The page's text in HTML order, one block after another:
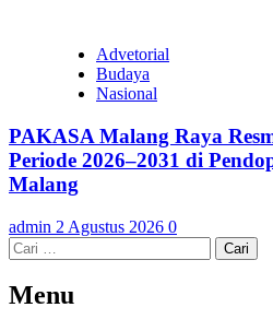
Advetorial
Budaya
Nasional
PAKASA Malang Raya
Periode 2026–2031 di
Malang
admin 2 Agustus 2026 0
Cari
untuk:
Menu